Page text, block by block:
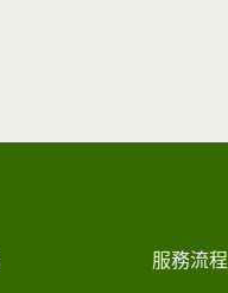
服務流程